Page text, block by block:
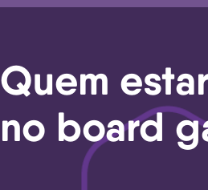
Quem
no board